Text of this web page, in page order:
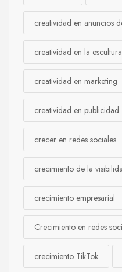
creatividad en anuncios
creatividad en la escultura
creatividad en marketing
creatividad en publicidad
crecer en redes sociales
crecimiento de la
crecimiento empresarial
Crecimiento en redes
crecimiento TikTok